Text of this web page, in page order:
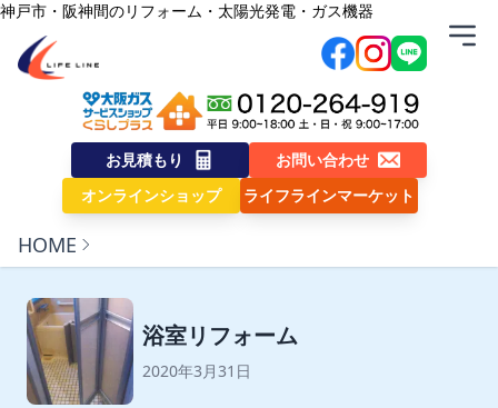
内容をスキップ
神戸市・阪神間のリフォーム・太陽光発電・ガス機器
株式会社ライフライン
お見積もり
お問い合わせ
オンラインショップ
ライフラインマーケット
HOME
浴室リフォーム
2020年3月31日